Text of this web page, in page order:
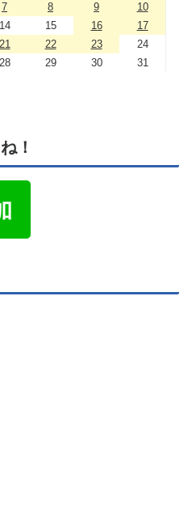
7 8 9
10
14 15 16
17
21 22 23
24
28 29 30 31
！